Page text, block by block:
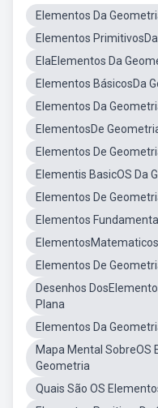
Elementos Da
Elementos
ElaElementos Da
Elementos BásicosDa
Elementos Da
ElementosDe
Elementos De
Elementis BasicOS Da
Elementos De
Elementos
Elementos De
Desenhos
Plana
Elementos Da
Mapa Mental SobreOS
Geometria
Quais São OS